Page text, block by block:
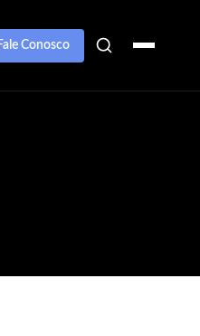
Fale Conosco